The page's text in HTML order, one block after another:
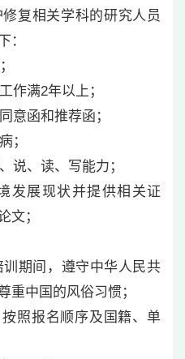
复相关学科的研究人员
：
满2年以上；
函和推荐函；
；
、读、写能力；
展现状并提供相关证
文；
期间，遵守中华人民共
重中国的风俗习惯；
照报名顺序及国籍、单